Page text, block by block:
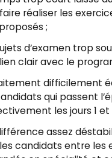
réaliser les
;
d’examen trop
clair avec le
difficilement
qui passent
les jours 1 et
assez
candidats entre les